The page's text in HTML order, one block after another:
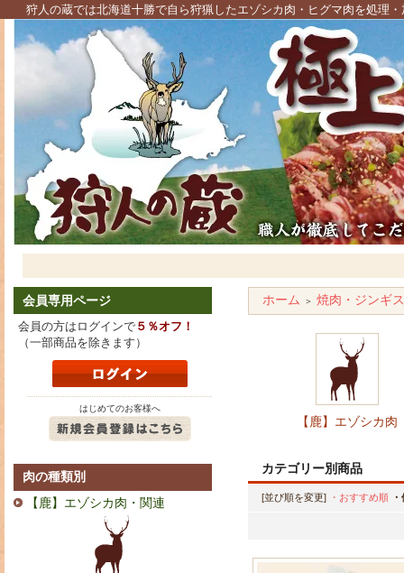
狩人の蔵では北海道十勝で自ら狩猟したエゾシカ肉・ヒグマ肉を処理
会員専用ページ
会員の方はログインで ５％オフ！
（一部商品を除きます）
はじめてのお客様へ
肉の種類別
【鹿】エゾシカ肉・関連
ホーム ＞ 焼肉・ジンギ
【鹿】エゾシカ肉
カテゴリー別商品
[並び順を変更] ・おすすめ順